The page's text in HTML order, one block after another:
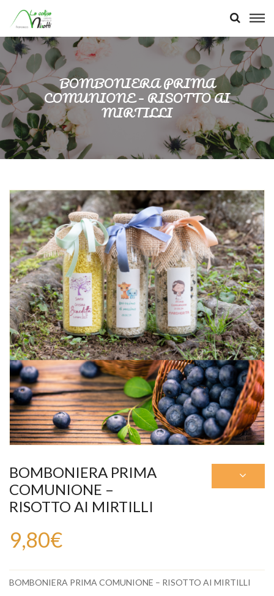
BOMBONIERA PRIMA
COMUNIONE – RISOTTO AI
MIRTILLI
BOMBONIERA PRIMA
COMUNIONE –
RISOTTO AI MIRTILLI
9,80€
BOMBONIERA PRIMA COMUNIONE – RISOTTO AI MIRTILLI